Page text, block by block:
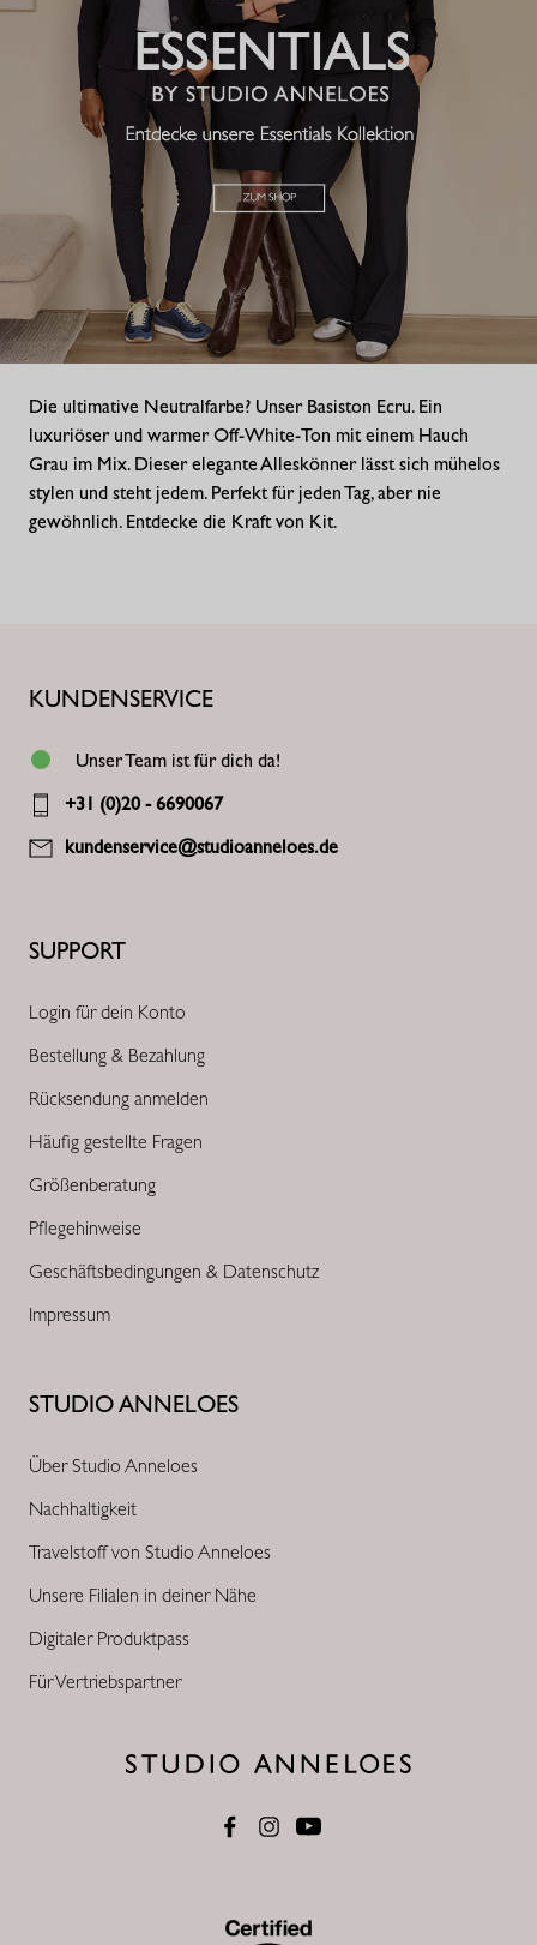
Die ultimative Neutralfarbe? Unser Basiston Ecru. Ein
luxuriöser und warmer Off-White-Ton mit einem Hauch
Grau im Mix. DiesereleganteAlleskönner lässt sich mühelos
stylen und steht jedem. Perfekt für jedenTag,aber nie
gewöhnlich. Entdecke die Kraftvon Kit.
STUDIO ANNELOES
Über Studio Anneloes
Nachhaltigkeit
Travelstoff von Studio Anneloes
Unsere Filialen in deiner Nähe
Digitaler Produktpass
Für Vertriebspartner
SUPPORT
Login für dein Konto
Bestellung & Bezahlung
Rücksendung anmelden
Häufig gestellte Fragen
Größenberatung
Pflegehinweise
Geschäftsbedingungen & Datenschutz
Impressum
KUNDENSERVICE
Unser Team ist für dich da!
+31 (0)20 - 6690067
kundenservice@studioanneloes.de